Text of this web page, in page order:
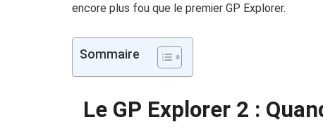
encore plus fou que le premier GP Explorer.
Sommaire
Le GP Explorer 2 :